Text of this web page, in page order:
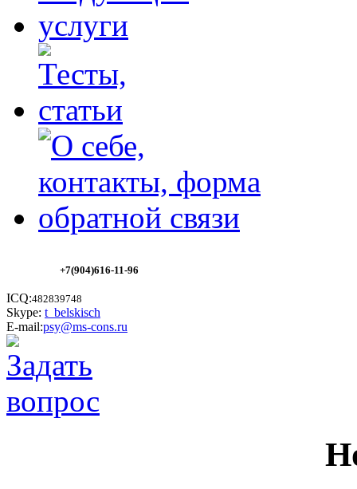
+7(904)616-11-96
ICQ:482839748
Skype: t_belskisch
E-mail:psy@ms-cons.ru